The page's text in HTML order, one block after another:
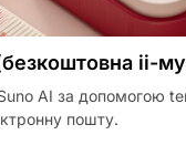
іі-
AI за допомогою
пошту.